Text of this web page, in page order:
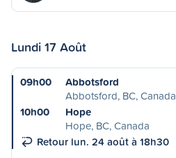
Lundi 17 Août
09h00
Abbotsford
Abbotsford, BC, Canada
10h00
Hope
Hope, BC, Canada
Retour lun. 24 août à 18h30